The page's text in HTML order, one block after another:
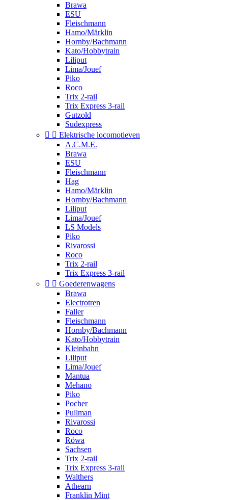
Brawa
ESU
Fleischmann
Hamo/Märklin
Hornby/Bachmann
Kato/Hobbytrain
Liliput
Lima/Jouef
Piko
Roco
Trix 2-rail
Trix Express 3-rail
Gutzold
Sudexpress
  Elektrische locomotieven
A.C.M.E.
Brawa
ESU
Fleischmann
Hag
Hamo/Märklin
Hornby/Bachmann
Liliput
Lima/Jouef
LS Models
Piko
Rivarossi
Roco
Trix 2-rail
Trix Express 3-rail
  Goederenwagens
Brawa
Electrotren
Faller
Fleischmann
Hornby/Bachmann
Kato/Hobbytrain
Kleinbahn
Liliput
Lima/Jouef
Mantua
Mehano
Piko
Pocher
Pullman
Rivarossi
Roco
Röwa
Sachsen
Trix 2-rail
Trix Express 3-rail
Walthers
Athearn
Franklin Mint